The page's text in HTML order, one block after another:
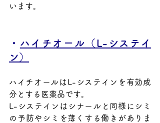
います。
・ ハイチオール（L-システイ
ン）
ハイチオールはL-システインを有効成
分とする医薬品です。
L-システインはシナールと同様にシミ
の予防やシミを薄くする働きがありま